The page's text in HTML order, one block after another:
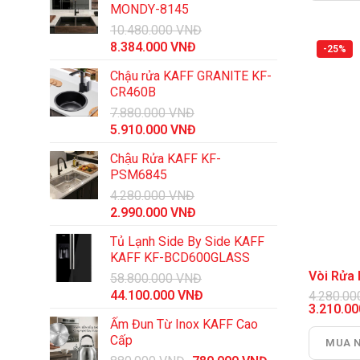
MONDY-8145
10.480.000VNĐ
Giá
là:
10.480.000 VNĐ.
8.384.000 VNĐ
tại
Chậu rửa KAFF GRANITE KF-
CR460B
7.880.000VNĐ
Giá
là:
7.880.000 VNĐ.
5.910.000 VNĐ
tại
Chậu Rửa KAFF KF-
PSM6845
4.280.000VNĐ
Giá
là:
4.280.000 VNĐ.
2.990.000 VNĐ
tại
là:
2.990.000 VNĐ.
Tủ Lạnh Side By Side KAFF
KAFF KF-BCD600GLASS
58.800.000VNĐ
Giá
là:
58.800.000 VNĐ.
44.100.000 VNĐ
tại
Ấm Đun Từ Inox KAFF Cao
Cấp
-25%
Vòi Rửa
Giá
là:
hiện
MUA